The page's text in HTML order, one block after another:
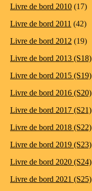
Livre de bord 2010 (17)
Livre de bord 2011 (42)
Livre de bord 2012 (19)
Livre de bord 2013 (S18)
Livre de bord 2015 (S19)
Livre de bord 2016 (S20)
Livre de bord 2017 (S21)
Livre de bord 2018 (S22)
Livre de bord 2019 (S23)
Livre de bord 2020 (S24)
Livre de bord 2021 (S25)